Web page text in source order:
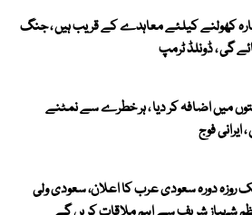
کھولنے کیلئے معاہدے کے قریب ہیں ، جنگ
گی ، ڈونلڈ ٹرمپ
میں اضافہ کر دیا ، ہر خطرے سے نمٹنے
ایرانی فوج
روزہ دورہ سعودی عرب کا اعلان، سعودی ولی